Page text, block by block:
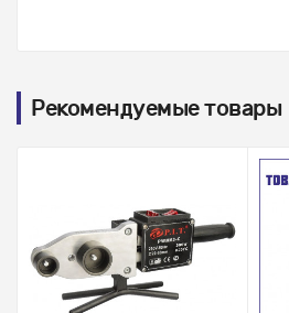
Рекомендуемые товары